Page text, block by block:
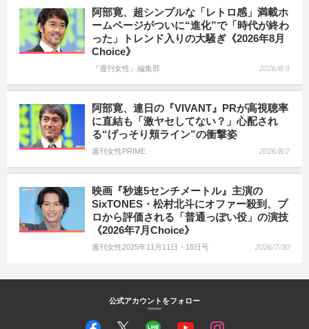
阿部寛、超シンプルな「レトロ感」満載ホ
ームページがついに“進化”で「時代が終わ
った」トレンド入りの大騒ぎ《2026年8月
Choice》
『週刊女性』編集部 2026/8/3
阿部寛、連日の『VIVANT』PRが高視聴率
に直結も「激ヤセしてない？」心配され
る“げっそり頬ライン”の衝撃姿
週刊女性PRIME 2026/8/2
映画『秒速5センチメートル』主演の
SixTONES・松村北斗にオファー殺到、プ
ロから評価される「普通っぽい役」の演技
《2026年7月Choice》
週刊女性2025年11月11日・18日号 2026/7/30
公式アカウントをフォロー